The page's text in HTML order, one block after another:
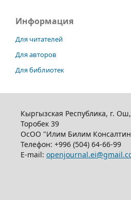
Информация
Для читателей
Для авторов
Для библиотек
Кыргызская Республика, г.
Торобек 39
ОсОО "Илим Билим
Телефон: +996 (504) 64-66-99
E-mail: